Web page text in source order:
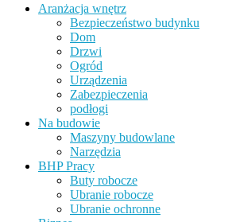
Aranżacja wnętrz
Bezpieczeństwo budynku
Dom
Drzwi
Ogród
Urządzenia
Zabezpieczenia
podłogi
Na budowie
Maszyny budowlane
Narzędzia
BHP Pracy
Buty robocze
Ubranie robocze
Ubranie ochronne